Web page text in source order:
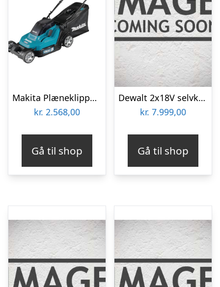
Makita Plæneklipper DLM432Z 2x18V (uden batteri)
kr. 2.568,00
Gå til shop
Dewalt 2x18V selvkørende plæneklipper 53 cm RWD – inkl. 2 x 8Ah batterier – DCMWSP156W2-QW
kr. 7.999,00
Gå til shop